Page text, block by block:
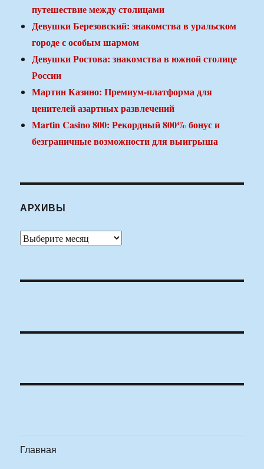
путешествие между столицами
Девушки Березовский: знакомства в уральском
городе с особым шармом
Девушки Ростова: знакомства в южной столице
России
Мартин Казино: Премиум-платформа для
ценителей азартных развлечений
Martin Casino 800: Рекордный 800% бонус и
безграничные возможности для выигрыша
АРХИВЫ
Архивы
Главная